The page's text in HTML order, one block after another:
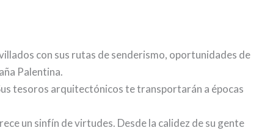
con sus rutas de senderismo, oportunidades de
Palentina.
tesoros arquitectónicos te transportarán a épocas
un sinfín de virtudes. Desde la calidez de su gente